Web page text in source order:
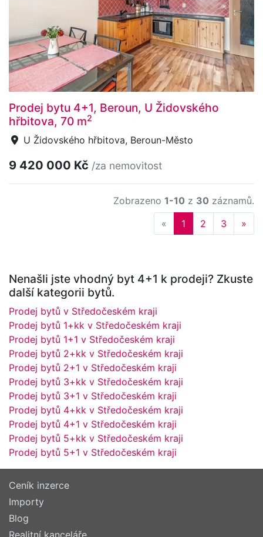
Prodej bytu 4+1, Beroun, U Židovského
hřbitova, 70 m2
U Židovského hřbitova, Beroun-Město
9 420 000 Kč /za nemovitost
Zobrazeno 1-10 z 30 záznamů.
« Previous
1 2 3 »
Nenašli jste vhodný byt 4+1 k prodeji? Zkuste
další kategorii bytů.
Prodej bytů v Středočeském kraji
Prodej bytů 1+kk v Středočeském kraji
Prodej bytů 1+1 v Středočeském kraji
Prodej bytů 2+kk v Středočeském kraji
Prodej bytů 2+1 v Středočeském kraji
Prodej bytů 3+kk v Středočeském kraji
Prodej bytů 3+1 v Středočeském kraji
Prodej bytů 4+kk v Středočeském kraji
Prodej bytů 4+1 v Středočeském kraji
Prodej bytů 5+kk v Středočeském kraji
Prodej bytů 5+1 v Středočeském kraji
Ceník inzerce
Importy
Blog
Realitní kanceláře